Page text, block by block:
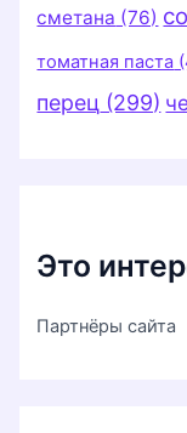
сметана (76)
томатная паста
перец (299)
Это
Партнёры сайта